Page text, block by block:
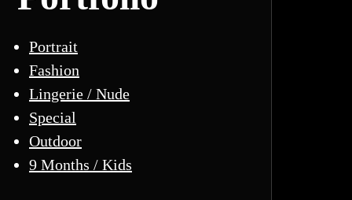
Portrait
Fashion
Lingerie / Nude
Special
Outdoor
9 Months / Kids